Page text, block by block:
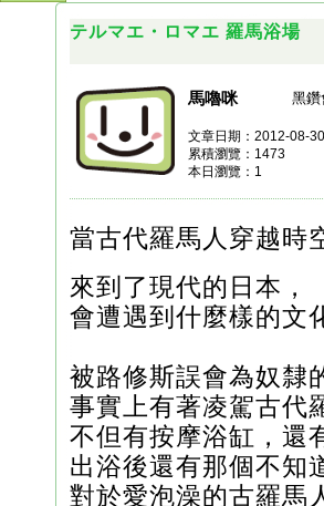
テルマエ・ロマエ 羅馬浴場
馬嚕咪 黑鑽
文章日期：2012-08-30
累積瀏覽： 1473
本日瀏覽： 1
當古代羅馬人穿越時
來到了現代的日本，
會遭遇到什麼樣的文
被路修斯誤會為奴隸
事實上有著凌駕古代
不但有按摩浴缸，還
出浴後還有那個不知
對於愛泡澡的古羅馬